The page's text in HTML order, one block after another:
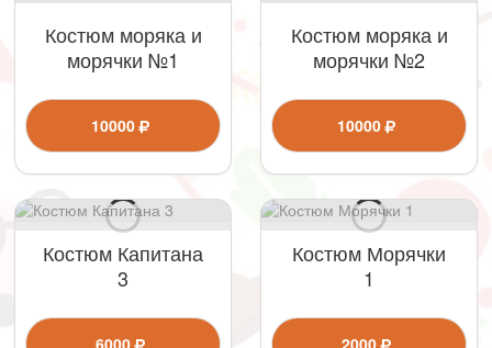
Костюм моряка и
морячки №1
10000
Костюм моряка и
морячки №2
10000
Костюм Капитана
3
Костюм Морячки
1